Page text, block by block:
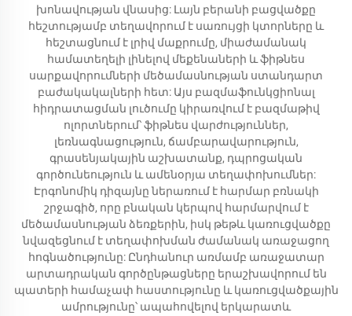
խոնավության վնասից: Լայն բերանի բացվածքը
հեշտությամբ տեղավորում է սառույցի կտորները և
հեշտացնում է լրիվ մաքրումը, միաժամանակ
համատեղելի լինելով մեքենաների և ֆիթնես
սարքավորումների մեծամասնության ստանդարտ
բաժակակալների հետ: Այս բազմաֆունկցիոնալ
հիդրատացման լուծումը կիրառվում է բազմաթիվ
ոլորտներում՝ ֆիթնես վարժություններ,
լեռնագնացություն, ճամբարավարություն,
գրասենյակային աշխատանք, դպրոցական
գործունեություն և ամենօրյա տեղափոխումներ:
Էրգոնոմիկ դիզայնը ներառում է հարմար բռնակի
շրջագիծ, որը բնական կերպով հարմարվում է
մեծամասնության ձեռքերին, իսկ թեթև կառուցվածքը
նվազեցնում է տեղափոխման ժամանակ առաջացող
հոգնածությունը: Ընդհանուր առմամբ առաջատար
արտադրական գործընթացները երաշխավորում են
պատերի համաչափ հաստությունը և կառուցվածքային
ամրությունը՝ ապահովելով երկարատև